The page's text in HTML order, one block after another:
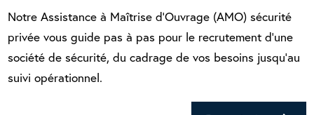
Notre Assistance à Maîtrise d’Ouvrage (AMO) sécurité
privée vous guide pas à pas pour le recrutement d’une
société de sécurité, du cadrage de vos besoins jusqu’au
suivi opérationnel.